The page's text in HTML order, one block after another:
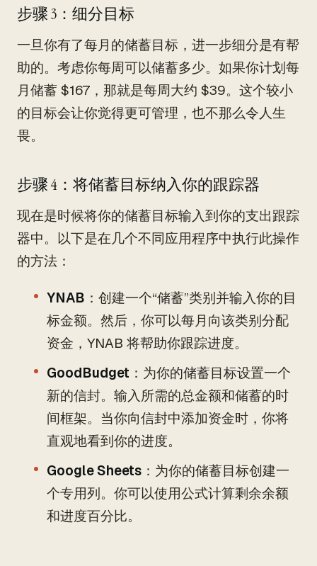
步骤 3：细分目标
一旦你有了每月的储蓄目标，进一步细分是有帮
助的。考虑你每周可以储蓄多少。如果你计划每
月储蓄 $167，那就是每周大约 $39。这个较小
的目标会让你觉得更可管理，也不那么令人生
畏。
步骤 4：将储蓄目标纳入你的跟踪器
现在是时候将你的储蓄目标输入到你的支出跟踪
器中。以下是在几个不同应用程序中执行此操作
的方法：
YNAB ：创建一个“储蓄”类别并输入你的目
标金额。然后，你可以每月向该类别分配
资金，YNAB 将帮助你跟踪进度。
GoodBudget ：为你的储蓄目标设置一个
新的信封。输入所需的总金额和储蓄的时
间框架。当你向信封中添加资金时，你将
直观地看到你的进度。
Google Sheets ：为你的储蓄目标创建一
个专用列。你可以使用公式计算剩余余额
和进度百分比。